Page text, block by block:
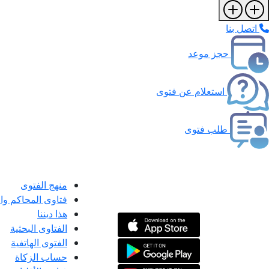
اتصل بنا
حجز موعد
استعلام عن فتوى
طلب فتوى
منهج الفتوى
فتاوى المحاكم
هذا ديننا
الفتاوى البحثية
الفتوى الهاتفية
حساب الزكاة